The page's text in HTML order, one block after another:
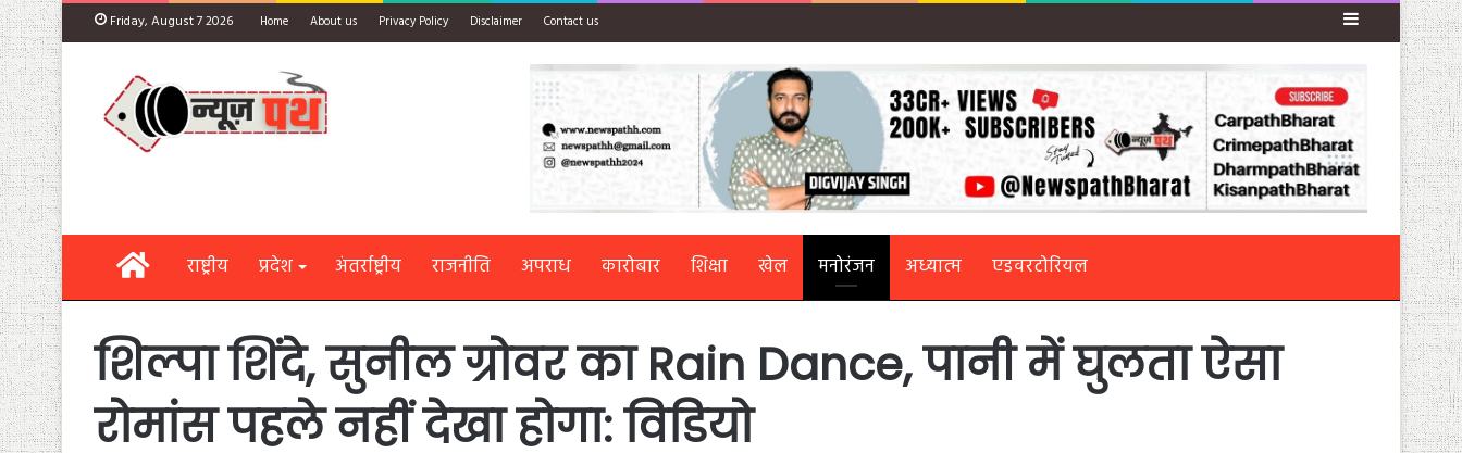
Friday, August 7 2026 Home About us Privacy Policy Disclaimer Contact us Sidebar
Homeराष्ट्रीय प्रदेश अंतर्राष्ट्रीय राजनीति अपराध कारोबार शिक्षा खेल मनोरंजन अध्यात्म एडवरटोरियल
शिल्पा शिंदे, सुनील ग्रोवर का Rain Dance, पानी में घुलता ऐसा
रोमांस पहले नहीं देखा होगा: विडियो